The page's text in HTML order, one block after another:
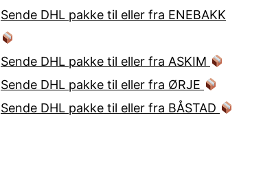
Sende DHL pakke til eller fra ENEBAKK
Sende DHL pakke til eller fra ASKIM
Sende DHL pakke til eller fra ØRJE
Sende DHL pakke til eller fra BÅSTAD